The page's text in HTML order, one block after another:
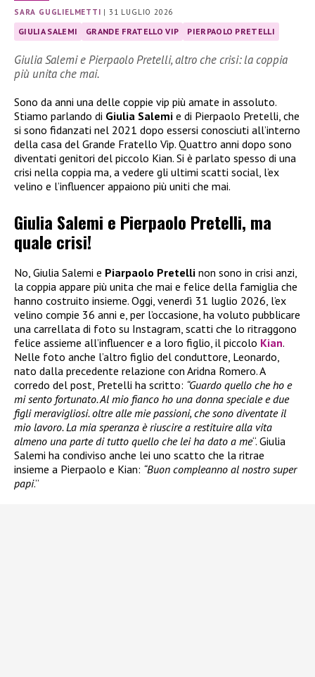
SARA GUGLIELMETTI |31 LUGLIO 2026
GIULIA SALEMI GRANDE FRATELLO VIP PIERPAOLO PRETELLI
Giulia Salemi e Pierpaolo Pretelli, altro che crisi: la coppia
più unita che mai.
Sono da anni una delle coppie vip più amate in assoluto.
Stiamo parlando di Giulia Salemi e di Pierpaolo Pretelli, che
si sono fidanzati nel 2021 dopo essersi conosciuti all’interno
della casa del Grande Fratello Vip. Quattro anni dopo sono
diventati genitori del piccolo Kian. Si è parlato spesso di una
crisi nella coppia ma, a vedere gli ultimi scatti social, l’ex
velino e l’influencer appaiono più uniti che mai.
Giulia Salemi e Pierpaolo Pretelli, ma
quale crisi!
No, Giulia Salemi e Piarpaolo Pretelli non sono in crisi anzi,
la coppia appare più unita che mai e felice della famiglia che
hanno costruito insieme. Oggi, venerdì 31 luglio 2026, l’ex
velino compie 36 anni e, per l’occasione, ha voluto pubblicare
una carrellata di foto su Instagram, scatti che lo ritraggono
felice assieme all’influencer e a loro figlio, il piccolo Kian.
Nelle foto anche l’altro figlio del conduttore, Leonardo,
nato dalla precedente relazione con Aridna Romero. A
corredo del post, Pretelli ha scritto: “Guardo quello che ho e
mi sento fortunato. Al mio fianco ho una donna speciale e due
figli meravigliosi. oltre alle mie passioni, che sono diventate il
mio lavoro. La mia speranza è riuscire a restituire alla vita
almeno una parte di tutto quello che lei ha dato a me“. Giulia
Salemi ha condiviso anche lei uno scatto che la ritrae
insieme a Pierpaolo e Kian: “Buon compleanno al nostro super
papi.”